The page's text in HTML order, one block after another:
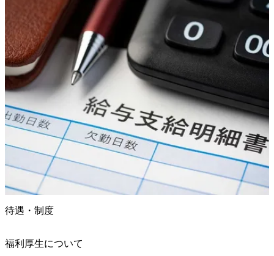
待遇・制度
福利厚生について